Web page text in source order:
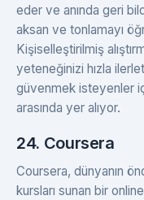
eder ve anında geri
aksan ve tonlamayı
Kişiselleştirilmiş
yeteneğinizi hızla
güvenmek isteyenler
arasında yer alıyor.
24. Coursera
Coursera, dünyanın
kursları sunan bir